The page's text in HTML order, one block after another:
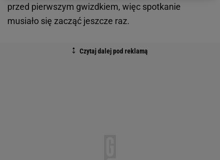
przed pierwszym gwizdkiem, więc spotkanie
musiało się zacząć jeszcze raz.